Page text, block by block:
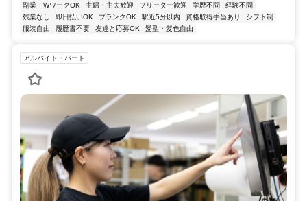
副業・WワークOK 主婦・主夫歓迎 フリーター歓迎 学歴不問
経験不問
残業なし
即日払いOK ブランクOK 駅近5分以内 資格取得手当あり
シフト制
服装自由
履歴書不要 友達と応募OK 髪型・髪色自由
アルバイト・パート